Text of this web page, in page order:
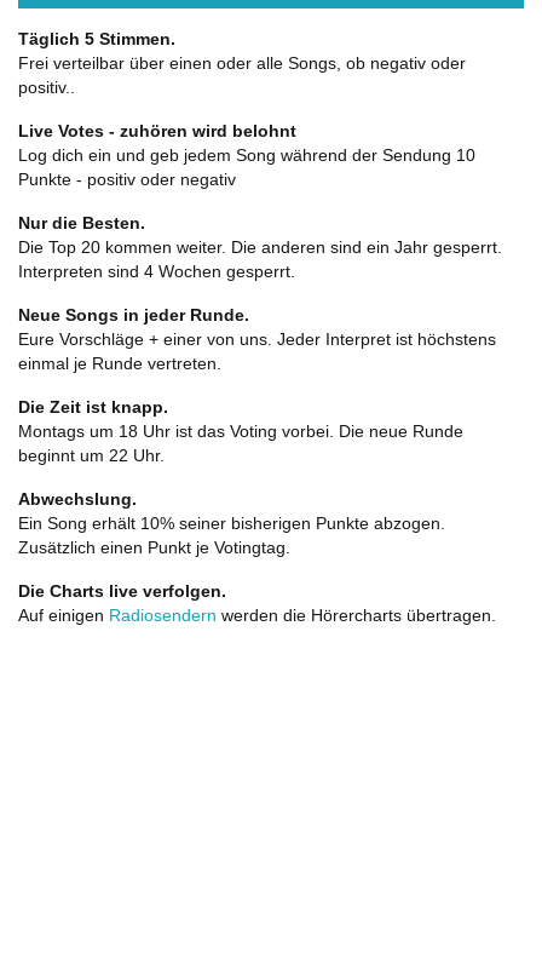
Täglich 5 Stimmen.
Frei verteilbar über einen oder alle Songs, ob negativ oder
positiv..
Live Votes - zuhören wird belohnt
Log dich ein und geb jedem Song während der Sendung 10
Punkte - positiv oder negativ
Nur die Besten.
Die Top 20 kommen weiter. Die anderen sind ein Jahr gesperrt.
Interpreten sind 4 Wochen gesperrt.
Neue Songs in jeder Runde.
Eure Vorschläge + einer von uns. Jeder Interpret ist höchstens
einmal je Runde vertreten.
Die Zeit ist knapp.
Montags um 18 Uhr ist das Voting vorbei. Die neue Runde
beginnt um 22 Uhr.
Abwechslung.
Ein Song erhält 10% seiner bisherigen Punkte abzogen.
Zusätzlich einen Punkt je Votingtag.
Die Charts live verfolgen.
Auf einigen Radiosendern werden die Hörercharts übertragen.